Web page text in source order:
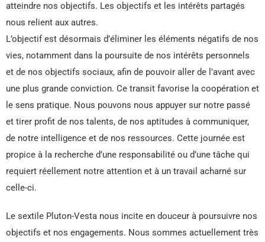
atteindre nos objectifs. Les objectifs et les intérêts partagés
nous relient aux autres.
L’objectif est désormais d’éliminer les éléments négatifs de nos
vies, notamment dans la poursuite de nos intérêts personnels
et de nos objectifs sociaux, afin de pouvoir aller de l’avant avec
une plus grande conviction. Ce transit favorise la coopération et
le sens pratique. Nous pouvons nous appuyer sur notre passé
et tirer profit de nos talents, de nos aptitudes à communiquer,
de notre intelligence et de nos ressources. Cette journée est
propice à la recherche d’une responsabilité ou d’une tâche qui
requiert réellement notre attention et à un travail acharné sur
celle-ci.
Le sextile Pluton-Vesta nous incite en douceur à poursuivre nos
objectifs et nos engagements. Nous sommes actuellement très